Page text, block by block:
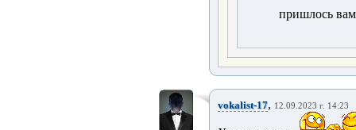
пришлось
vokalist-17, 12.09.2023 г. 14:23